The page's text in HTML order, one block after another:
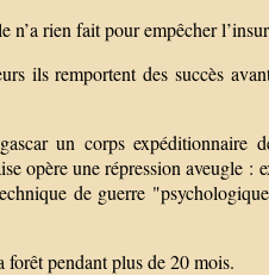
n’a rien fait pour empêcher
ils remportent des succès
un corps expéditionnaire
opère une répression aveugle :
de guerre
forêt pendant plus de 20 mois.